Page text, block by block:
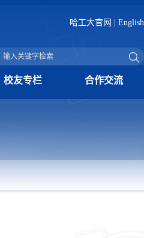
哈工大官网 English
校友专栏 合作交流